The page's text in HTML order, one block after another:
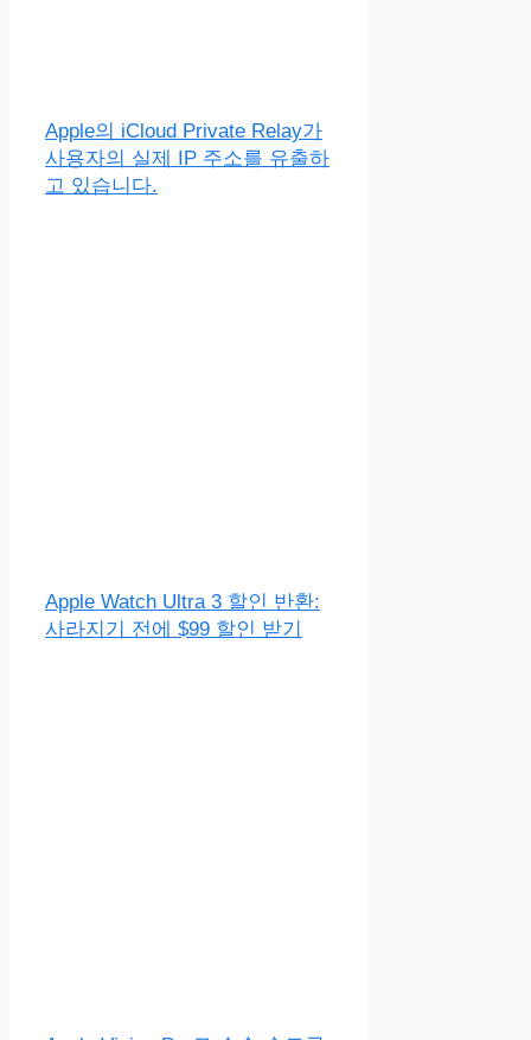
Apple의 iCloud Private Relay가
사용자의 실제 IP 주소를 유출하
고 있습니다.
Apple Watch Ultra 3 할인 반환:
사라지기 전에 $99 할인 받기